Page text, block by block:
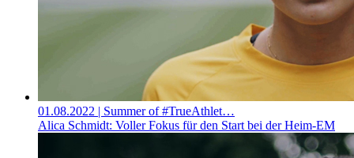
01.08.2022 | Summer of #TrueAthlet…
Alica Schmidt: Voller Fokus für den Start bei der Heim-EM